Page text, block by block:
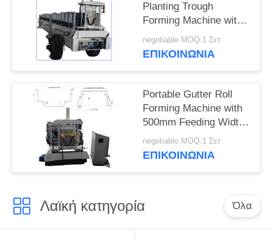
Planting Trough
Forming Machine with
Hydraulic Motor 5.5KW
and 8-15m/min
Cultivation
negotiable MOQ:1 Σετ
ΕΠΙΚΟΙΝΩΝΙΑ
Portable Gutter Roll
Forming Machine with
500mm Feeding Width
and 8-15m/min
Production Capacity for
negotiable MOQ:1 Σετ
ΕΠΙΚΟΙΝΩΝΙΑ
Λαϊκή κατηγορία Όλα